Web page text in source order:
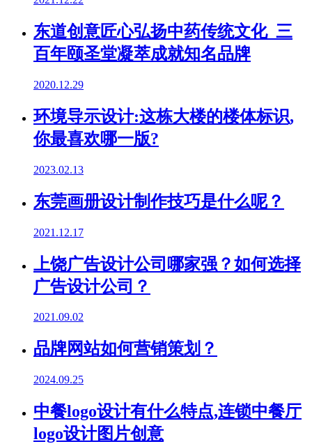
东道创意匠心弘扬中药传统文化 三
百年颐圣堂凝萃成就知名品牌
2020.12.29
环境导示设计:这栋大楼的楼体标识,
你最喜欢哪一版?
2023.02.13
东莞画册设计制作技巧是什么呢？
2021.12.17
上饶广告设计公司哪家强？如何选择
广告设计公司？
2021.09.02
品牌网站如何营销策划？
2024.09.25
中餐logo设计有什么特点,连锁中餐厅
logo设计图片创意